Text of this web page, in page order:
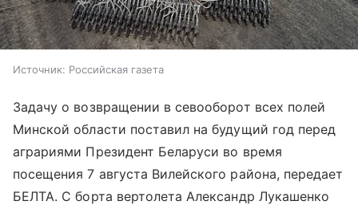
Источник: Российская газета
Задачу о возвращении в севооборот всех полей
Минской области поставил на будущий год перед
аграриями Президент Беларуси во время
посещения 7 августа Вилейского района, передает
БЕЛТА. С борта вертолета Александр Лукашенко